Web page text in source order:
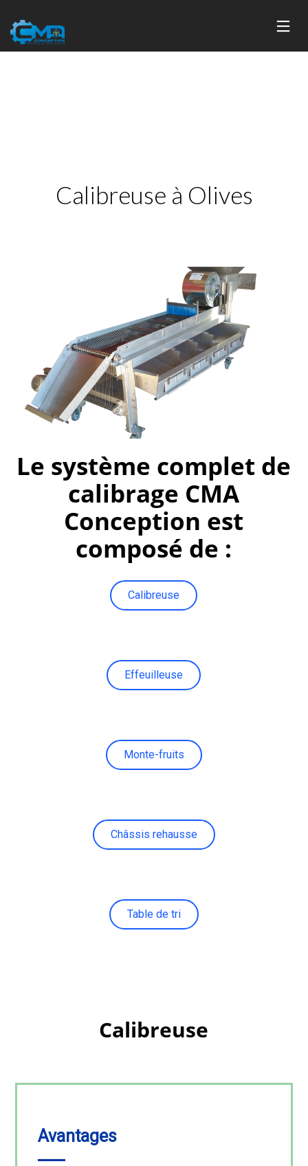
Calibreuse à Olives
Le système complet de
calibrage CMA
Conception est
composé de :
Calibreuse
Effeuilleuse
Monte-fruits
Châssis rehausse
Table de tri
Calibreuse
Avantages